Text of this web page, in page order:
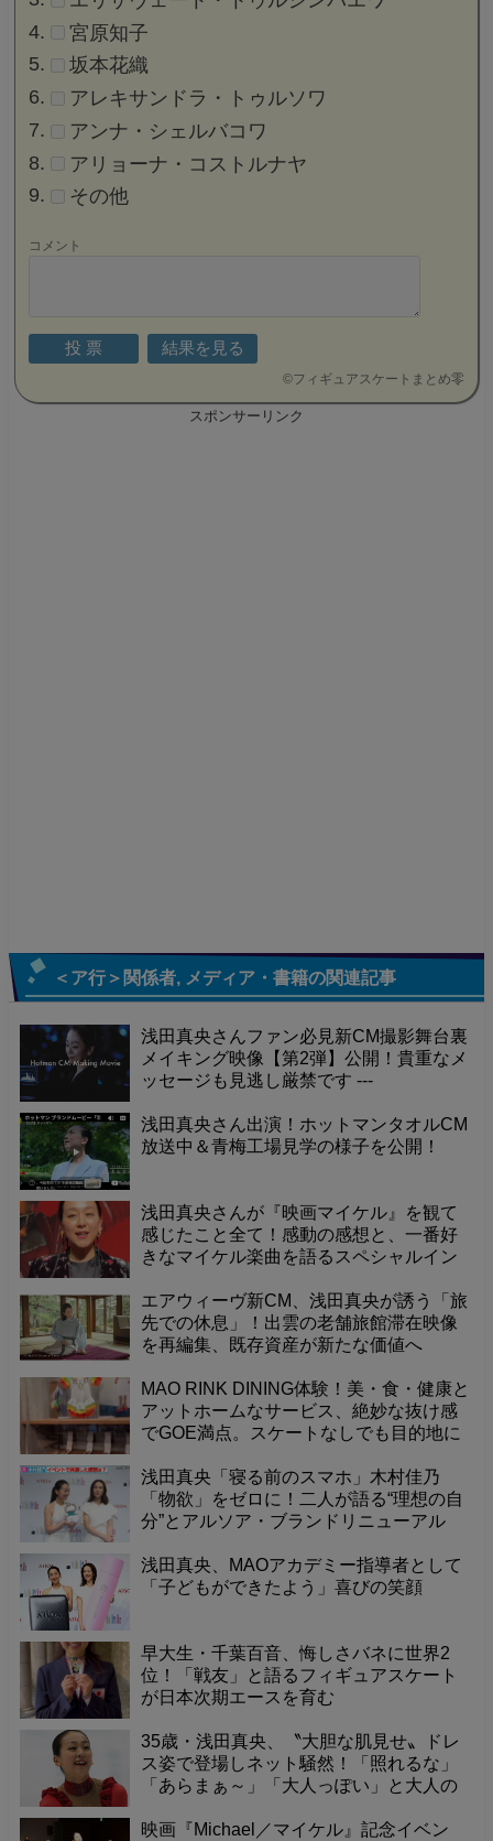
宮原知子
坂本花織
アレキサンドラ・トゥルソワ
アンナ・シェルバコワ
アリョーナ・コストルナヤ
その他
コメント
©フィギュアスケートまとめ零
スポンサーリンク
＜ア行＞関係者, メディア・書籍の関連記事
浅田真央さんファン必見新CM撮影舞台裏
メイキング映像【第2弾】公開！貴重なメ
ッセージも見逃し厳禁です ---
浅田真央さん出演！ホットマンタオルCM
放送中＆青梅工場見学の様子を公開！
浅田真央さんが『映画マイケル』を観て
感じたこと全て！感動の感想と、一番好
きなマイケル楽曲を語るスペシャルイン
エアウィーヴ新CM、浅田真央が誘う「旅
先での休息」！出雲の老舗旅館滞在映像
を再編集、既存資産が新たな価値へ
MAO RINK DINING体験！美・食・健康と
アットホームなサービス、絶妙な抜け感
でGOE満点。スケートなしでも目的地に
グ！
浅田真央「寝る前のスマホ」木村佳乃
「物欲」をゼロに！二人が語る“理想の自
分”とアルソア・ブランドリニューアル
浅田真央、MAOアカデミー指導者として
「子どもができたよう」喜びの笑顔
早大生・千葉百音、悔しさバネに世界2
位！「戦友」と語るフィギュアスケート
が日本次期エースを育む
35歳・浅田真央、〝大胆な肌見せ〟ドレ
ス姿で登場しネット騒然！「照れるな」
「あらまぁ～」「大人っぽい」と大人の
映画『Michael／マイケル』記念イベン